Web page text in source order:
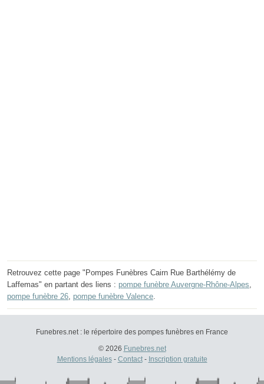
Retrouvez cette page "Pompes Funèbres Cairn Rue Barthélémy de
Laffemas" en partant des liens : pompe funèbre Auvergne-Rhône-Alpes,
pompe funèbre 26, pompe funèbre Valence.
Funebres.net : le répertoire des pompes funèbres en France
© 2026 Funebres.net
Mentions légales- Contact- Inscription gratuite